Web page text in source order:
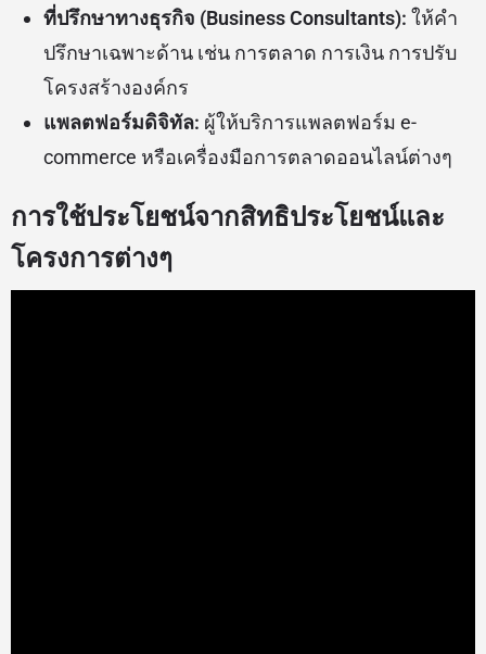
ที่ปรึกษาทางธุรกิจ (Business Consultants): ให้คำ
ปรึกษาเฉพาะด้าน เช่น การตลาด การเงิน การปรับ
โครงสร้างองค์กร
แพลตฟอร์มดิจิทัล: ผู้ให้บริการแพลตฟอร์ม e-
commerce หรือเครื่องมือการตลาดออนไลน์ต่างๆ
การใช้ประโยชน์จากสิทธิประโยชน์และ
โครงการต่างๆ